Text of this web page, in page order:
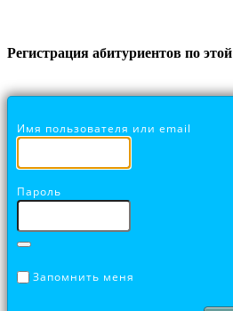
Регистрация абитуриентов по этой
Имя пользователя или email
Пароль
Запомнить меня